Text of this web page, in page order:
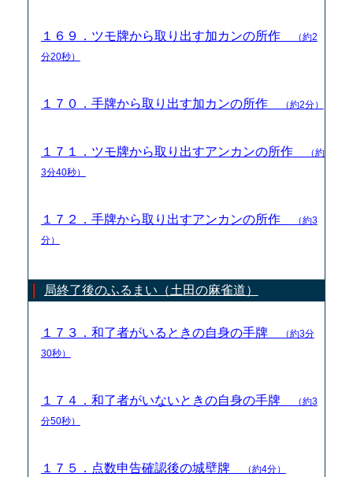
１６９．ツモ牌から取り出す加カンの所作
（約2
分20秒）
１７０．手牌から取り出す加カンの所作 （約2分）
１７１．ツモ牌から取り出すアンカンの所作
（約
3分40秒）
１７２．手牌から取り出すアンカンの所作
（約3
分）
局終了後のふるまい（土田の麻雀道）
１７３．和了者がいるときの自身の手牌
（約3分
30秒）
１７４．和了者がいないときの自身の手牌
（約3
分50秒）
１７５．点数申告確認後の城壁牌 （約4分）